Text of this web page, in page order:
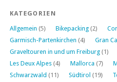
KATEGORIEN
Allgemein (5) Bikepacking (2)
Garmisch-Partenkirchen (4) Gran
Graveltouren in und um Freiburg (1)
Les Deux Alpes (4) Mallorca (7)
Schwarzwald (11) Südtirol (19)